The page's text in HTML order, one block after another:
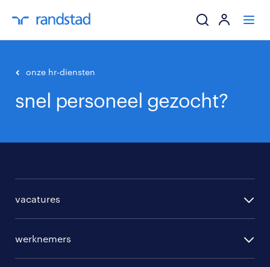
werkgevers
onze hr-diensten
snel personeel gezocht?
vacatures
werknemers